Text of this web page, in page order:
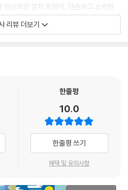
인상적인 검치 호랑이, 단순하고 소박한
피테쿠스, 육지에서 가장 큰 육식 포유동
던 뱀 중에서 가장 큰 뱀으로 뭐든지 꿀꺽
진하고 놀라운 이야기가 책 속에 가득
니다. 여러분은 이제부터 빙하기 동물들
한 매력에 푹 빠지게 될 것입니다.
행
무엇을 먹고 살았는지, 적으로부터 자신
리뷰 더보기
한줄평
10.0
한줄평 쓰기
혜택 및 유의사항